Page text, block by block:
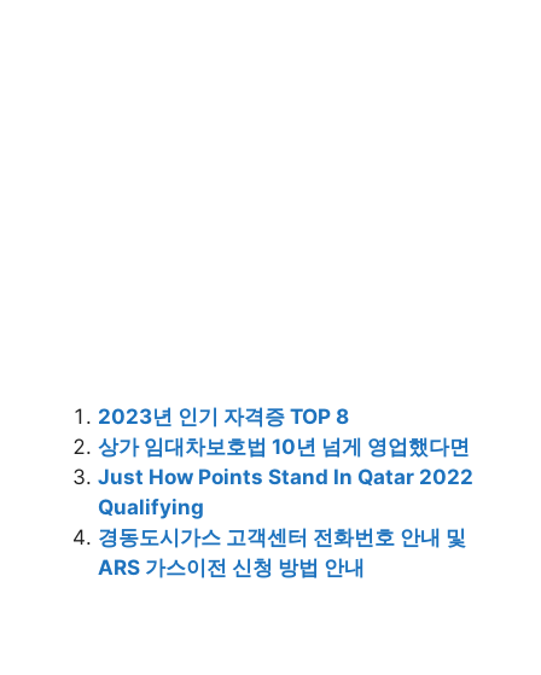
2023년 인기 자격증 TOP 8
상가 임대차보호법 10년 넘게 영업했다면
Just How Points Stand In Qatar 2022
Qualifying
경동도시가스 고객센터 전화번호 안내 및
ARS 가스이전 신청 방법 안내